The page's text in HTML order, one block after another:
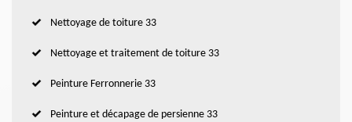
Nettoyage de toiture 33
Nettoyage et traitement de toiture 33
Peinture Ferronnerie 33
Peinture et décapage de persienne 33